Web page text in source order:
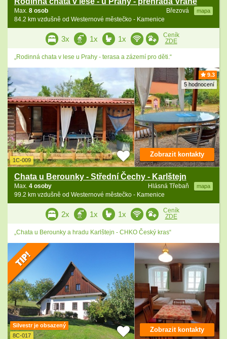
Březová mapa
Max. 8 osob
84.2 km vzdušně od Westernové městečko - Kamenice
3x 1x 1x
Ceník
ZDE
„Rodinná chata v lese u Prahy - terasa a zázemí pro děti.“
9.3
5 hodnocení
1C-009
Chata u Berounky - Střední Čechy - Karlštejn
Hlásná Třebaň mapa
Max. 4 osoby
99.2 km vzdušně od Westernové městečko - Kamenice
Zobrazit kontakty
2x 1x 1x
Ceník
ZDE
„Chata u Berounky a hradu Karlštejn - CHKO Český kras“
Silvestr je obsazený
8C-017
Zobrazit kontakty